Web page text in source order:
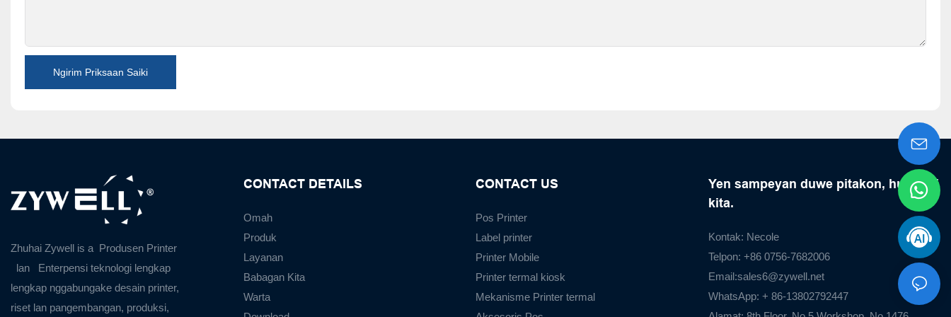
Ngirim Priksaan Saiki
Zhuhai Zywell is a Produsen Printer
lan
Enterpensi teknologi lengkap
lengkap nggabungake desain printer,
riset lan pangembangan, produksi,
CONTACT DETAILS
Omah
Produk
Layanan
Babagan Kita
Warta
CONTACT US
Pos Printer
Label printer
Printer Mobile
Printer termal kiosk
Mekanisme Printer termal
Yen sampeyan duwe pitakon, hubungi
kita.
Kontak: Necole
Telpon: +86 0756-7682006
Email:sales6@zywell.net
WhatsApp: + 86-13802792447